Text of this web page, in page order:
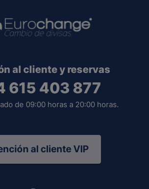
al cliente y reservas
615 403 877
de 09:00 horas a 20:00 horas.
al cliente VIP